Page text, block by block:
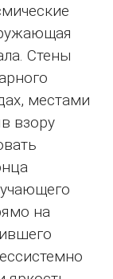
Стены
местами
взору
на